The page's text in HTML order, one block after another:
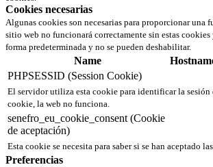
Cookies necesarias
Algunas cookies son necesarias para proporcionar una
sitio web no funcionará correctamente sin estas
forma predeterminada y no se pueden deshabilitar.
Name
PHPSESSID (Session Cookie)
El servidor utiliza esta cookie para identificar la sesión
cookie, la web no funciona.
senefro_eu_cookie_consent (Cookie
de aceptación)
Esta cookie se necesita para saber si se han aceptado
Preferencias